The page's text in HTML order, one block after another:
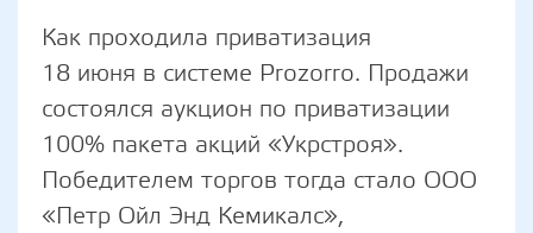
Как проходила приватизация
18 июня в системе Prozorro. Продажи
состоялся аукцион по приватизации
100% пакета акций «Укрстроя».
Победителем торгов тогда стало ООО
«Петр Ойл Энд Кемикалс»,